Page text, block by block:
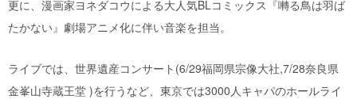
更に、漫画家ヨネダコウによる大人気BLコミックス『囀る鳥は羽ば
たかない』劇場アニメ化に伴い音楽を担当。
ライブでは、世界遺産コンサート(6/29福岡県宗像大社,7/28奈良県
金峯山寺蔵王堂 )を行うなど、東京では3000人キャパのホールライ